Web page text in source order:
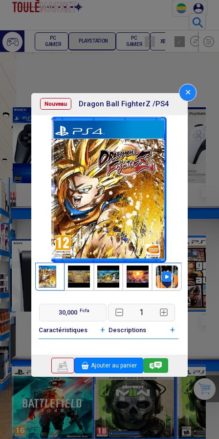
⚲
Nouveau Dragon Ball FighterZ /PS4
✕
30,000 Fcfa
Caractéristiques + Descriptions +
Ajouter au panier
PC
GAMER
PLAYSTATION
PC
GAMER
XBOX
ECRAN
PC
GAMER
15 000F 30 000F
636 000